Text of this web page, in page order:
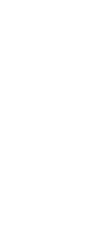
限制解决方法
区限制，畅听喜马